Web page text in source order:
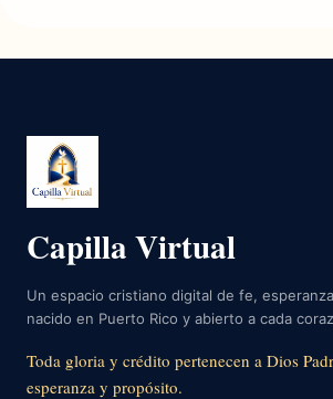
Capilla Virtual
Un espacio cristiano digital de fe,
nacido en Puerto Rico y abierto a cada
Toda gloria y crédito pertenecen a Dios
esperanza y propósito.